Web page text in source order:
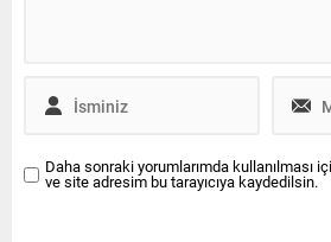
Daha sonraki yorumlarımda kullanılması
ve site adresim bu tarayıcıya kaydedilsin.